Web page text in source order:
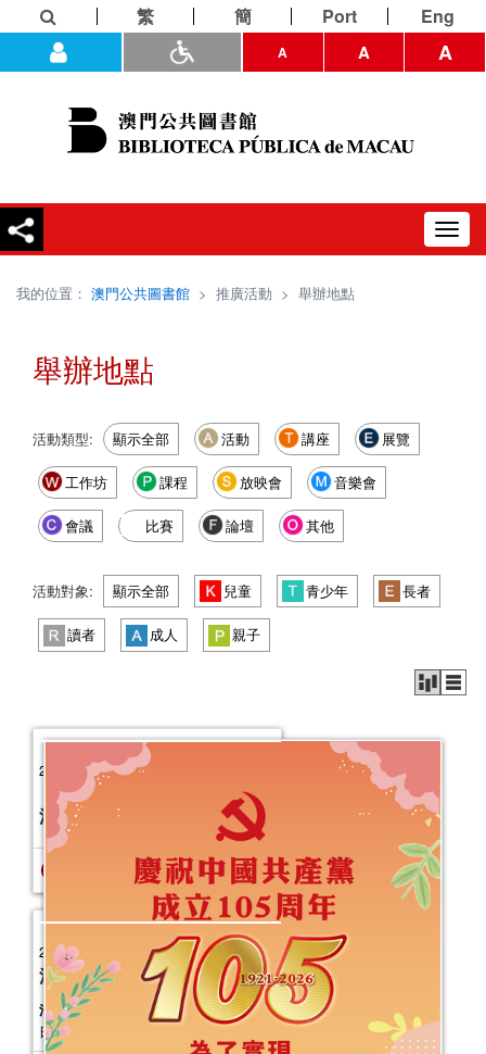
繁 簡 Port Eng
A A A
我的位置： 澳門公共圖書館 > 推廣活動 > 舉辦地點
舉辦地點
活動類型: 顯示全部 活動 講座 展覽
工作坊 課程 放映會 音樂會
會議 比賽 論壇 其他
活動對象: 顯示全部 兒童 青少年 長者
讀者 成人 親子